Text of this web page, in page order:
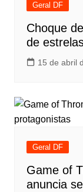
Geral DF
Choque
de
15 de abril
Geral DF
Game of
anuncia